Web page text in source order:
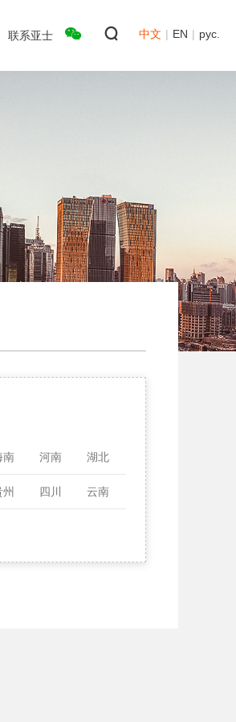
联系亚士 中文 | EN | рус.
南 河南 湖北
四川 云南